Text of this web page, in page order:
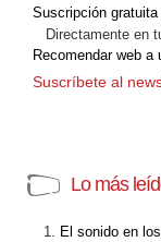
Suscripción gratuita
Directamente en
Recomendar web a
Suscríbete al
Lo más
El sonido en